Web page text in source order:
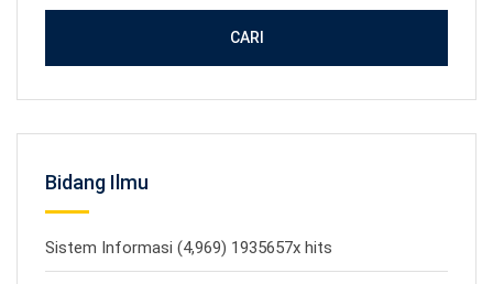
CARI
Bidang Ilmu
Sistem Informasi (4,969) 1935657x hits